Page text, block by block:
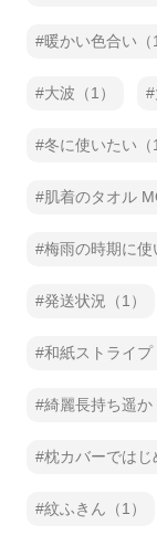
暖かい色合い（1
大波（1）
冬に使いたい（1
肌着のタオル
梅雨の時期に使
発送状況（1）
和紙ストライプ
綺麗長持ち遥か
枕カバーではじ
紋ふきん（1）